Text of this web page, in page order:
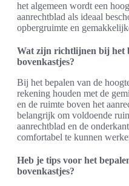
het algemeen wordt een
aanrechtblad als ideaal
opbergruimte en
Wat zijn richtlijnen bij het
bovenkastjes?
Bij het bepalen van de
rekening houden met de
en de ruimte boven het
belangrijk om voldoende
aanrechtblad en de
comfortabel te kunnen
Heb je tips voor het
bovenkastjes?